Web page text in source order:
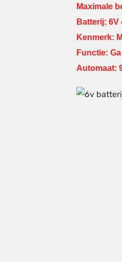
Maximale
Batterij: 6V
Kenmerk:
Functie:
Automaat: